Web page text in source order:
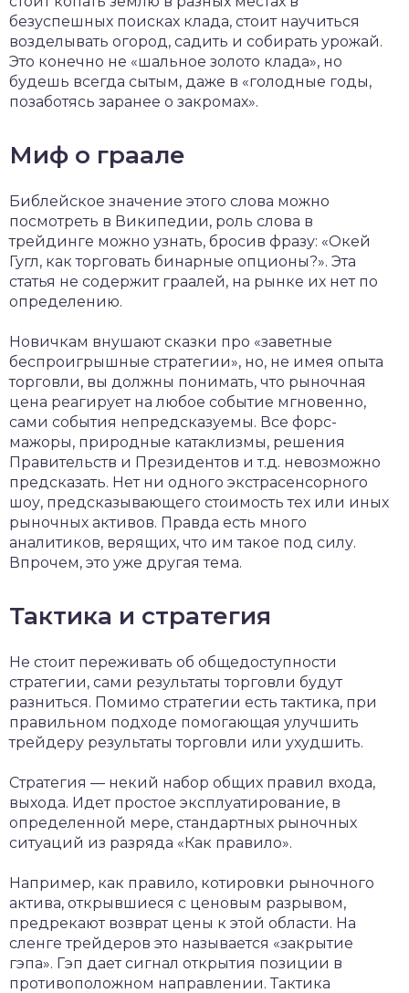
безуспешных поисках клада, стоит научиться
возделывать огород, садить и собирать урожай.
Это конечно не «шальное золото клада», но
будешь всегда сытым, даже в «голодные годы,
позаботясь заранее о закромах».
Миф о граале
Библейское значение этого слова можно
посмотреть в Википедии, роль слова в
трейдинге можно узнать, бросив фразу: «Окей
Гугл, как торговать бинарные опционы?». Эта
статья не содержит граалей, на рынке их нет по
определению.
Новичкам внушают сказки про «заветные
беспроигрышные стратегии», но, не имея опыта
торговли, вы должны понимать, что рыночная
цена реагирует на любое событие мгновенно,
сами события непредсказуемы. Все форс-
мажоры, природные катаклизмы, решения
Правительств и Президентов и т.д. невозможно
предсказать. Нет ни одного экстрасенсорного
шоу, предсказывающего стоимость тех или иных
рыночных активов. Правда есть много
аналитиков, верящих, что им такое под силу.
Впрочем, это уже другая тема.
Тактика и стратегия
Не стоит переживать об общедоступности
стратегии, сами результаты торговли будут
разниться. Помимо стратегии есть тактика, при
правильном подходе помогающая улучшить
трейдеру результаты торговли или ухудшить.
Стратегия — некий набор общих правил входа,
выхода. Идет простое эксплуатирование, в
определенной мере, стандартных рыночных
ситуаций из разряда «Как правило».
Например, как правило, котировки рыночного
актива, открывшиеся с ценовым разрывом,
предрекают возврат цены к этой области. На
сленге трейдеров это называется «закрытие
гэпа». Гэп дает сигнал открытия позиции в
противоположном направлении. Тактика